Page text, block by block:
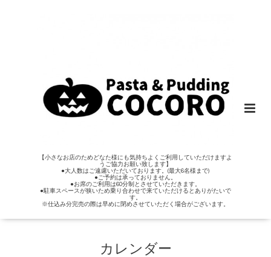
【小さなお店のためどなた様にも気持ちよくご利用していただけますよ
うご協力お願い致します】
●大人数はご遠慮いただいております。(最大6名様まで)
●ご予約は承っておりません。
●お席のご利用は60分制とさせていただきます。
●駐車スペースが狭いため乗り合わせで来ていただけるとありがたいで
す。
※仕込み分完売の際は早めに閉めさせていただく場合がございます。
カレンダー